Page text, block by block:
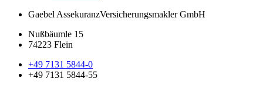
Gaebel AssekuranzVersicherungsmakler GmbH
Nußbäumle 15
74223 Flein
+49 7131 5844-0
+49 7131 5844-55